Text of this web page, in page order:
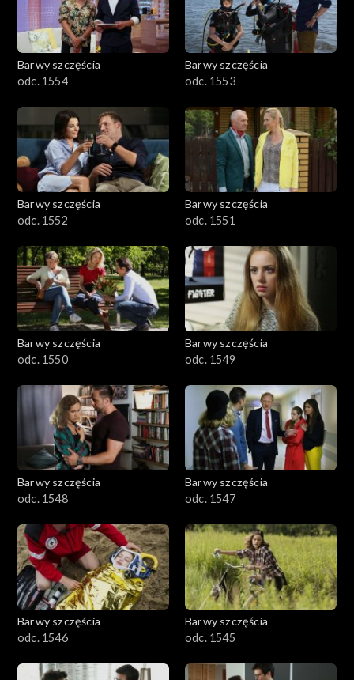
Barwy szczęścia
odc. 1554
Barwy szczęścia
odc. 1553
Barwy szczęścia
odc. 1552
Barwy szczęścia
odc. 1551
Barwy szczęścia
odc. 1550
Barwy szczęścia
odc. 1549
Barwy szczęścia
odc. 1548
Barwy szczęścia
odc. 1547
Barwy szczęścia
odc. 1546
Barwy szczęścia
odc. 1545